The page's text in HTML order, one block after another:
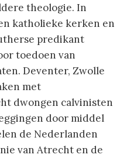
theologie. In
katholieke kerken en
predikant
toedoen van
Deventer, Zwolle
met
dwongen calvinisten
door middel
de Nederlanden
van Atrecht en de